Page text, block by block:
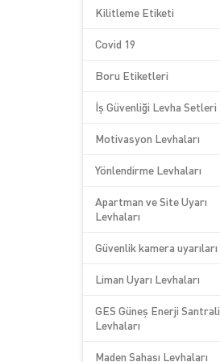
Kilitleme Etiketi
Covid 19
Boru Etiketleri
İş Güvenliği Levha Setleri
Motivasyon Levhaları
Yönlendirme Levhaları
Apartman ve Site Uyarı
Levhaları
Güvenlik kamera uyarıları
Liman Uyarı Levhaları
GES Güneş Enerji Santrali
Levhaları
Maden Sahası Levhaları